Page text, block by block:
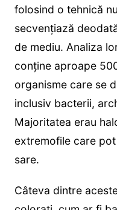
folosind o tehnică
secvențiază
de mediu. Analiza
conține aproape
organisme care se
inclusiv bacterii,
Majoritatea erau
extremofile care
sare.
Câteva dintre